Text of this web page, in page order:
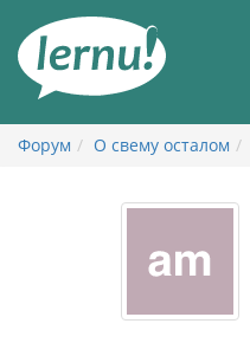
садржају
Форум О свему осталом